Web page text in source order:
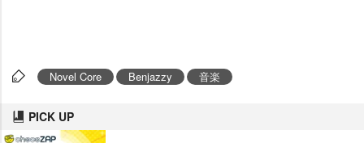
Novel Core Benjazzy 音楽
PICK UP